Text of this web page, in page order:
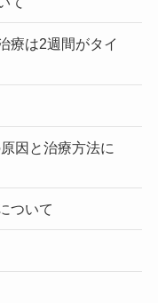
療は2週間がタイ
因と治療方法に
ついて